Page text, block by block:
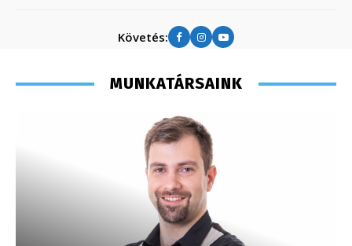
Követés:
MUNKATÁRSAINK